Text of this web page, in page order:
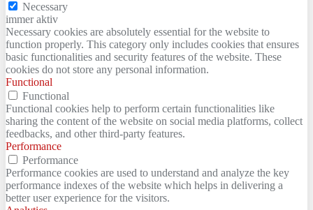
Necessary
immer aktiv
Necessary cookies are absolutely essential for the website to
function properly. This category only includes cookies that ensures
basic functionalities and security features of the website. These
cookies do not store any personal information.
Functional
Functional
Functional cookies help to perform certain functionalities like
sharing the content of the website on social media platforms, collect
feedbacks, and other third-party features.
Performance
Performance
Performance cookies are used to understand and analyze the key
performance indexes of the website which helps in delivering a
better user experience for the visitors.